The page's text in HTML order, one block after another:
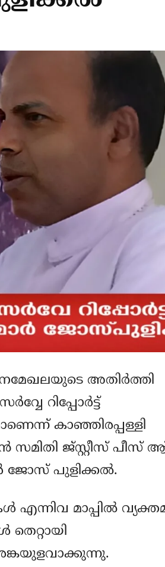
അതിര്‍ത്തി
റിപ്പോര്‍ട്ട്
കാഞ്ഞിരപ്പള്ളി
സമിതി ജ്‌സ്റ്റീസ് പീസ്
ജോസ് പുളിക്കല്‍.
മാപ്പില്‍